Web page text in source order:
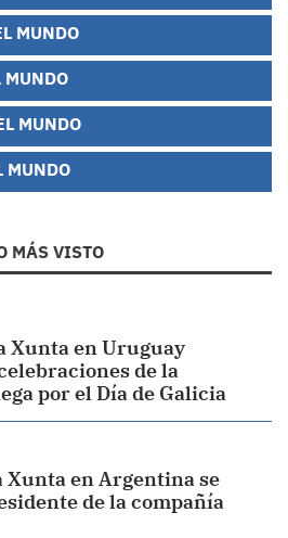
MUNDO
MUNDO
MUNDO
MÁS VISTO
Xunta en Uruguay
de la
por el Día de Galicia
Xunta en Argentina se
de la compañía